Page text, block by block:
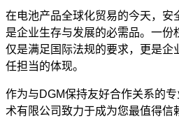
在电池产品全球化贸易的今天，安
是企业生存与发展的必需品。一份
仅是满足国际法规的要求，更是企
任担当的体现。
作为与DGM保持友好合作关系的
术有限公司致力于成为您最值得信